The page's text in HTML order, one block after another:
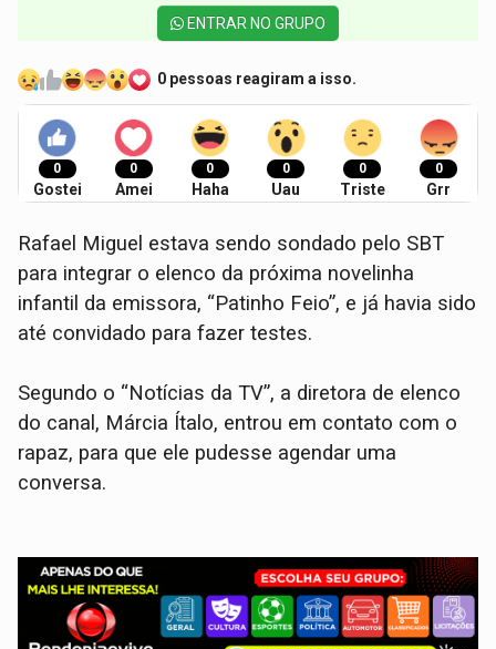
ENTRAR NO GRUPO
0 pessoas reagiram a isso.
0
Gostei
0
Amei
0
Haha
0
Uau
0
Triste
0
Grr
Rafael Miguel estava sendo sondado pelo SBT
para integrar o elenco da próxima novelinha
infantil da emissora, “Patinho Feio”, e já havia sido
até convidado para fazer testes.
Segundo o “Notícias da TV”, a diretora de elenco
do canal, Márcia Ítalo, entrou em contato com o
rapaz, para que ele pudesse agendar uma
conversa.